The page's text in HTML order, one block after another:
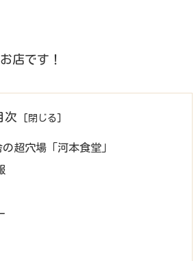
店です！
次
超穴場「河本食堂」